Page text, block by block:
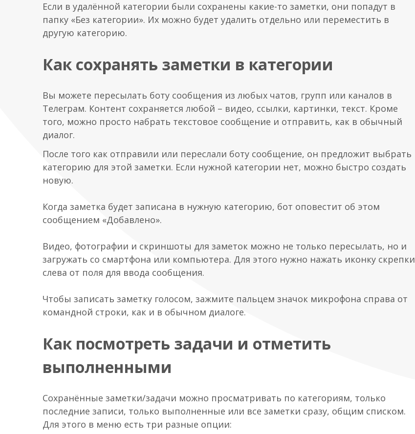
Если в удалённой категории были сохранены какие-то заметки, они попадут в
папку «Без категории». Их можно будет удалить отдельно или переместить в
другую категорию.
Как сохранять заметки в категории
Вы можете пересылать боту сообщения из любых чатов, групп или каналов в
Телеграм. Контент сохраняется любой – видео, ссылки, картинки, текст. Кроме
того, можно просто набрать текстовое сообщение и отправить, как в обычный
диалог.
После того как отправили или переслали боту сообщение, он предложит выбрать
категорию для этой заметки. Если нужной категории нет, можно быстро создать
новую.
Когда заметка будет записана в нужную категорию, бот оповестит об этом
сообщением «Добавлено».
Видео, фотографии и скриншоты для заметок можно не только пересылать, но и
загружать со смартфона или компьютера. Для этого нужно нажать иконку скрепки
слева от поля для ввода сообщения.
Чтобы записать заметку голосом, зажмите пальцем значок микрофона справа от
командной строки, как и в обычном диалоге.
Как посмотреть задачи и отметить
выполненными
Сохранённые заметки/задачи можно просматривать по категориям, только
последние записи, только выполненные или все заметки сразу, общим списком.
Для этого в меню есть три разные опции: